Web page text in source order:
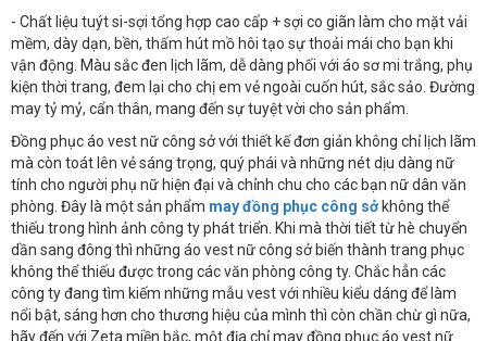
- Chất liệu tuýt si-sợi tổng hợp cao cấp + sợi co giãn làm cho mặt vải
mềm, dày dạn, bền, thấm hút mồ hôi tạo sự thoải mái cho bạn khi
vận động. Màu sắc đen lịch lãm, dễ dàng phối với áo sơ mi trắng, phụ
kiện thời trang, đem lại cho chị em vẻ ngoài cuốn hút, sắc sảo. Đường
may tỷ mỷ, cẩn thân, mang đến sự tuyệt vời cho sản phẩm.
Đồng phục áo vest nữ công sở với thiết kế đơn giản không chỉ lịch lãm
mà còn toát lên vẻ sáng trọng, quý phái và những nét dịu dàng nữ
tính cho người phụ nữ hiện đại và chỉnh chu cho các bạn nữ dân văn
phòng. Đây là một sản phẩm may đồng phục công sởkhông thể
thiếu trong hình ảnh công ty phát triển. Khi mà thời tiết từ hè chuyển
dần sang đông thì những áo vest nữ công sở biến thành trang phục
không thể thiếu được trong các văn phòng công ty. Chắc hẳn các
công ty đang tìm kiếm những mẫu vest với nhiều kiểu dáng để làm
nổi bật, sáng hơn cho thương hiệu của mình thì còn chần chừ gì nữa,
hãy đến với Zeta miền bắc, một địa chỉ may đồng phục áo vest nữ